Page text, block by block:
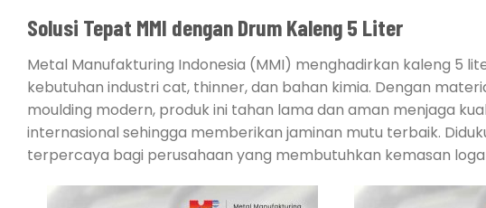
Solusi Tepat MMI dengan Drum Kaleng 5 Liter
Metal Manufakturing Indonesia (MMI) menghadirkan kaleng 5
kebutuhan industri cat, thinner, dan bahan kimia. Dengan
moulding modern, produk ini tahan lama dan aman menjaga
internasional sehingga memberikan jaminan mutu terbaik.
terpercaya bagi perusahaan yang membutuhkan kemasan